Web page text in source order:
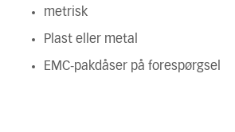
metrisk
Plast eller metal
EMC-pakdåser på forespørgsel